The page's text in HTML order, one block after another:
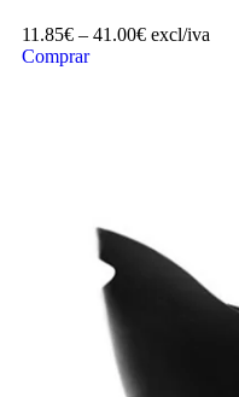
11.85€ – 41.00€ excl/iva
Comprar